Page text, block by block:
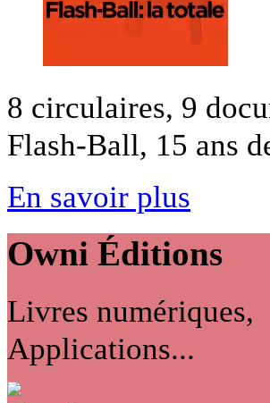
8 circulaires, 9
Flash-Ball, 15 ans
En savoir plus
Owni Éditions
Livres numériques,
Applications...